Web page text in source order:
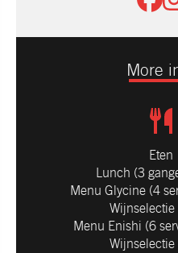
More
Eten
Lunch (3
Menu Glycine (4
Wijnselectie
Menu Enishi (6
Wijnselectie